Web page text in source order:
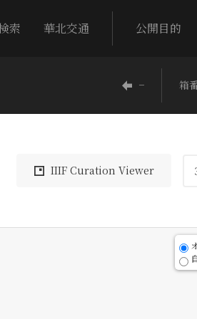
索 華北交通 公開目的
− 箱
IIIF Curation Viewer